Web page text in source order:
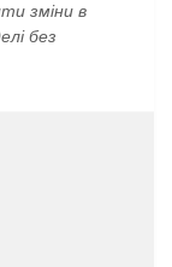
зміни в
без